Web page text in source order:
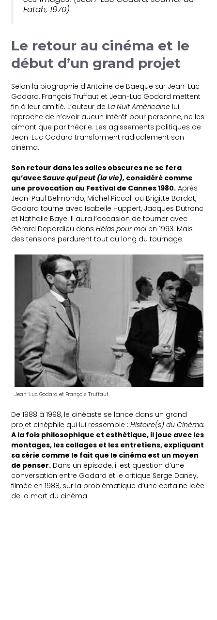
Fatah, 1970)
Le retour au cinéma et le
début d’un grand projet
Selon la biographie d’Antoine de Baeque sur Jean-Luc
Godard, François Truffaut et Jean-Luc Godard mettent
fin à leur amitié. L’auteur deLa Nuit Américaine lui
reproche de n’avoir aucun intérêt pour personne, ne les
aimant que par théorie. Les agissements politiques de
Jean-Luc Godard transforment radicalement son
cinéma.
Son retour dans les salles obscures ne se fera
qu’avecSauve qui peut (la vie), considéré comme
une provocation au Festival de Cannes 1980. Après
Jean-Paul Belmondo, Michel Piccoli ou Brigitte Bardot,
Godard tourne avec Isabelle Huppert, Jacques Dutronc
et Nathalie Baye. Il aura l’occasion de tourner avec
Gérard Depardieu dansHélas pour moien 1993. Mais
des tensions perdurent tout au long du tournage.
Jean-Luc Godard et François Truffaut.
De 1988 à 1998, le cinéaste se lance dans un grand
projet cinéphile qui lui ressemble :Histoire(s) du Cinéma.
A la fois philosophique et esthétique, il joue avec les
montages, les collages et les entretiens, expliquant
sa série comme le fait que le cinéma est un moyen
de penser. Dans un épisode, il est question d’une
conversation entre Godard et le critique Serge Daney,
filmée en 1988, sur la problématique d’une certaine idée
de la mort du cinéma.